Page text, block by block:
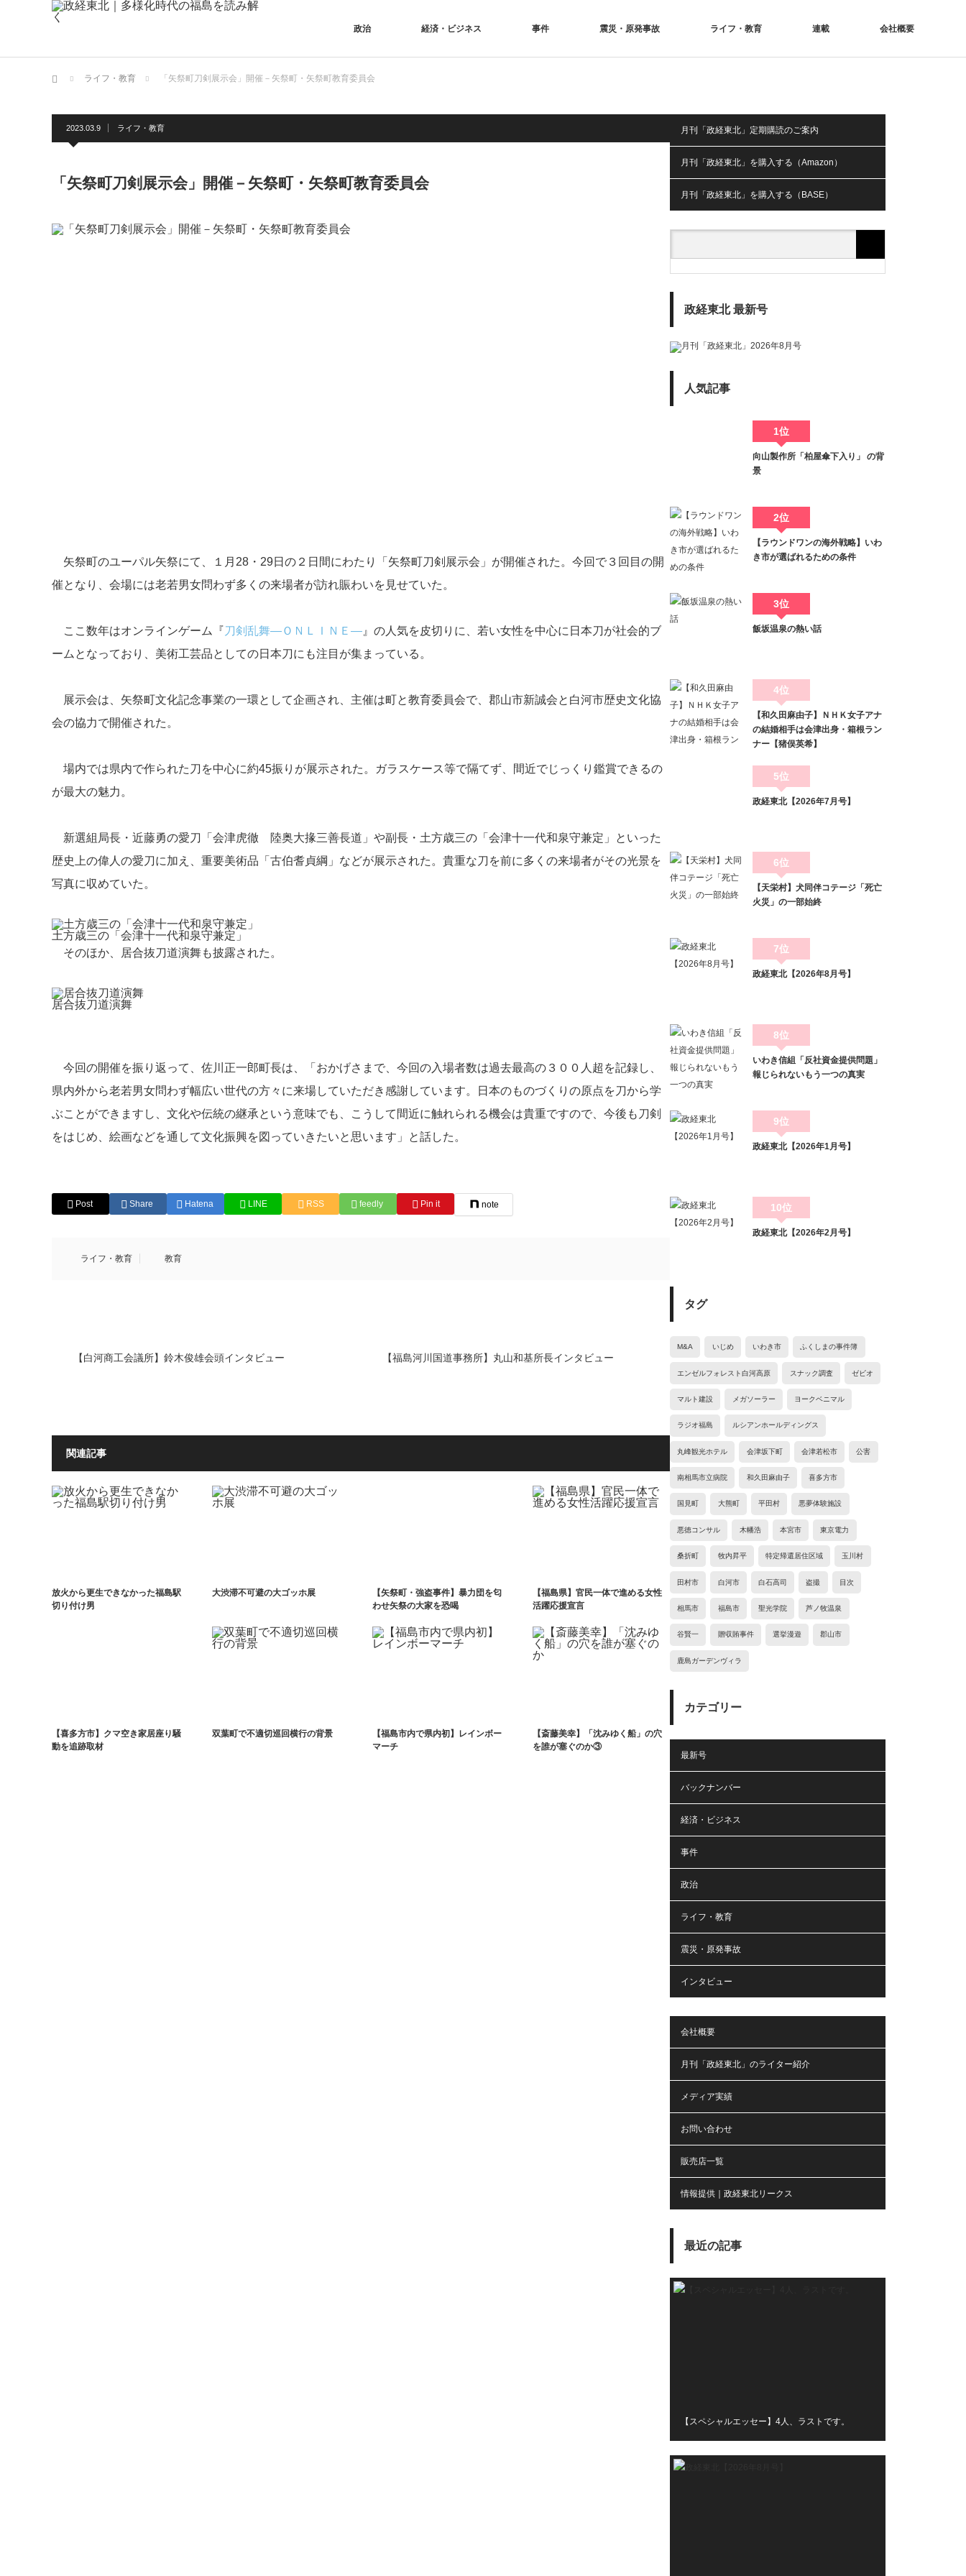
政治 経済・ビジネス 事件 震災・原発事故 ライフ・教育 連載 会社概要
ホーム ライフ・教育 「矢祭町刀剣展示会」開催－矢祭町・矢祭町教育委員会
2023.03.9 ライフ・教育
「矢祭町刀剣展示会」開催－矢祭町・矢祭町教育委員会
矢祭町のユーパル矢祭にて、１月28・29日の２日間にわたり「矢祭町刀剣展示会」が開催された。今回で３回目の開
催となり、会場には老若男女問わず多くの来場者が訪れ賑わいを見せていた。
ここ数年はオンラインゲーム『刀剣乱舞―ＯＮＬＩＮＥ― 』の人気を皮切りに、若い女性を中心に日本刀が社会的ブ
ームとなっており、美術工芸品としての日本刀にも注目が集まっている。
展示会は、矢祭町文化記念事業の一環として企画され、主催は町と教育委員会で、郡山市新誠会と白河市歴史文化協
会の協力で開催された。
場内では県内で作られた刀を中心に約45振りが展示された。ガラスケース等で隔てず、間近でじっくり鑑賞できるの
が最大の魅力。
新選組局長・近藤勇の愛刀「会津虎徹 陸奥大掾三善長道」や副長・土方歳三の「会津十一代和泉守兼定」といった
歴史上の偉人の愛刀に加え、重要美術品「古伯耆貞綱」などが展示された。貴重な刀を前に多くの来場者がその光景を
写真に収めていた。
土方歳三の「会津十一代和泉守兼定」
そのほか、居合抜刀道演舞も披露された。
居合抜刀道演舞
今回の開催を振り返って、佐川正一郎町長は、「おかげさまで、今回の入場者数は過去最高の３００人超を記録し、
県内外から老若男女問わず幅広い世代の方々に来場していただき感謝しています。日本のものづくりの原点を刀から学
ぶことができますし、文化や伝統の継承という意味でも、こうして間近に触れられる機会は貴重ですので、今後も刀剣
をはじめ、絵画などを通して文化振興を図っていきたいと思います」と話した。
Post Share Hatena LINE RSS feedly Pin it note
ライフ・教育 教育
【白河商工会議所】鈴木俊雄会頭インタビュー 【福島河川国道事務所】丸山和基所長インタビュー
関連記事
放火から更生できなかった福島駅
切り付け男
大渋滞不可避の大ゴッホ展
【矢祭町・強盗事件】暴力団を匂
わせ矢祭の大家を恐喝
【福島県】官民一体で進める女性
活躍応援宣言
【喜多方市】クマ空き家居座り騒
動を追跡取材
双葉町で不適切巡回横行の背景
【福島市内で県内初】レインボー
マーチ
【斎藤美幸】「沈みゆく船」の穴
を誰が塞ぐのか③
月刊「政経東北」定期購読のご案内
月刊「政経東北」を購入する（Amazon）
月刊「政経東北」を購入する（BASE）
政経東北 最新号
人気記事
1位
向山製作所「柏屋傘下入り」 の背
景
2位
【ラウンドワンの海外戦略】いわ
き市が選ばれるための条件
3位
飯坂温泉の熱い話
4位
【和久田麻由子】ＮＨＫ女子アナ
の結婚相手は会津出身・箱根ラン
ナー【猪俣英希】
5位
政経東北【2026年7月号】
6位
【天栄村】犬同伴コテージ「死亡
火災」の一部始終
7位
政経東北【2026年8月号】
8位
いわき信組「反社資金提供問題」
報じられないもう一つの真実
9位
政経東北【2026年1月号】
10位
政経東北【2026年2月号】
タグ
M&A いじめ いわき市 ふくしまの事件簿
エンゼルフォレスト白河高原 スナック調査 ゼビオ
マルト建設 メガソーラー ヨークベニマル
ラジオ福島 ルシアンホールディングス
丸峰観光ホテル 会津坂下町 会津若松市 公害
南相馬市立病院 和久田麻由子 喜多方市
国見町 大熊町 平田村 悪夢体験施設
悪徳コンサル 木幡浩 本宮市 東京電力
桑折町 牧内昇平 特定帰還居住区域 玉川村
田村市 白河市 白石高司 盗撮 目次
相馬市 福島市 聖光学院 芦ノ牧温泉
谷賢一 贈収賄事件 選挙漫遊 郡山市
鹿島ガーデンヴィラ
カテゴリー
最新号
バックナンバー
経済・ビジネス
事件
政治
ライフ・教育
震災・原発事故
インタビュー
会社概要
月刊「政経東北」のライター紹介
メディア実績
お問い合わせ
販売店一覧
情報提供｜政経東北リークス
最近の記事
【スペシャルエッセー】4人、ラストです。